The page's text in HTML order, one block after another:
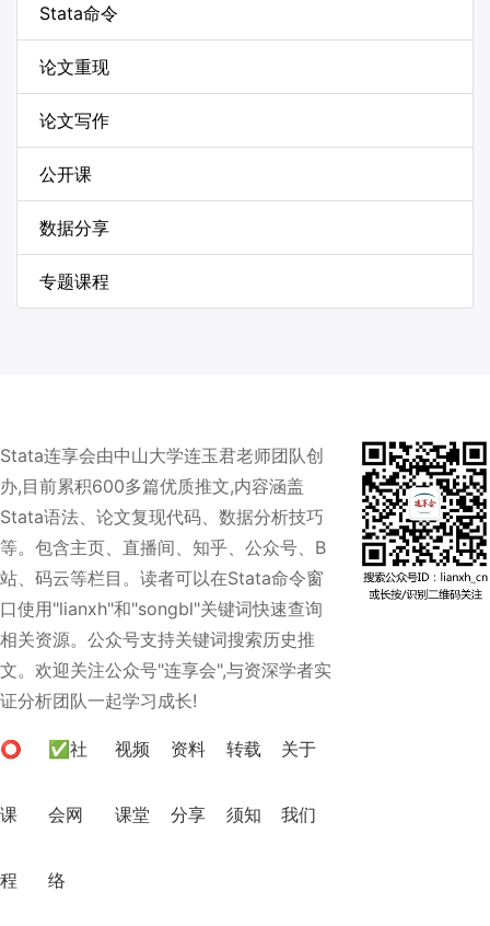
Stata命令
论文重现
论文写作
公开课
数据分享
专题课程
Stata连享会由中山大学连玉君老师团队创
办,目前累积600多篇优质推文,内容涵盖
Stata语法、论文复现代码、数据分析技巧
等。包含主页、直播间、知乎、公众号、B
站、码云等栏目。读者可以在Stata命令窗
口使用"lianxh"和"songbl"关键词快速查询
相关资源。公众号支持关键词搜索历史推
文。欢迎关注公众号"连享会",与资深学者实
证分析团队一起学习成长!
⭕
课
程
✅社
会网
络
视频
课堂
资料
分享
转载
须知
关于
我们